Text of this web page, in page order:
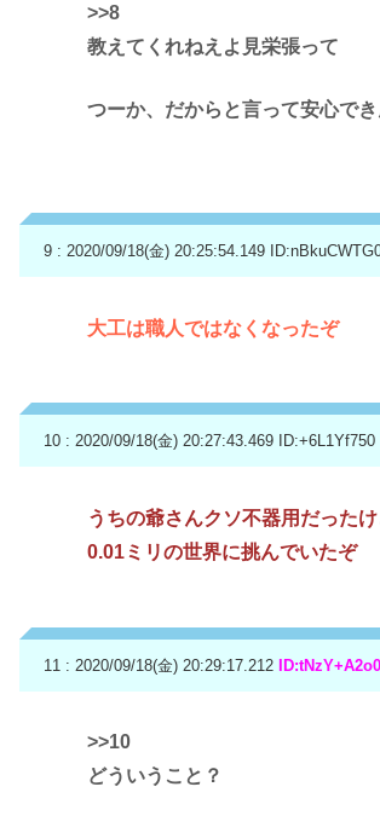
>>8
教えてくれねえよ見栄張って
つーか、だからと言って安心で
9 : 2020/09/18(金) 20:25:54.149
大工は職人ではなくなったぞ
10 : 2020/09/18(金) 20:27:43.469 ID:+6L1Yf750
うちの爺さんクソ不器用だった
0.01ミリの世界に挑んでいたぞ
11 : 2020/09/18(金) 20:29:17.212 ID:tNzY+A2o0
>>10
どういうこと？